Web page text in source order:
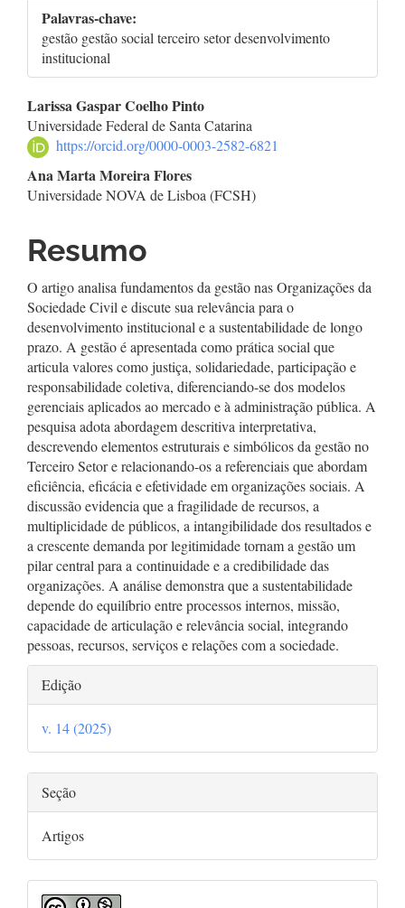
Palavras-chave:
gestão gestão social terceiro setor desenvolvimento
institucional
Conteúdo
do
artigo
principal
Larissa Gaspar Coelho Pinto
Universidade Federal de Santa Catarina
https://orcid.org/0000-0003-2582-6821
Ana Marta Moreira Flores
Universidade NOVA de Lisboa (FCSH)
Resumo
O artigo analisa fundamentos da gestão nas Organizações da
Sociedade Civil e discute sua relevância para o
desenvolvimento institucional e a sustentabilidade de longo
prazo. A gestão é apresentada como prática social que
articula valores como justiça, solidariedade, participação e
responsabilidade coletiva, diferenciando-se dos modelos
gerenciais aplicados ao mercado e à administração pública. A
pesquisa adota abordagem descritiva interpretativa,
descrevendo elementos estruturais e simbólicos da gestão no
Terceiro Setor e relacionando-os a referenciais que abordam
eficiência, eficácia e efetividade em organizações sociais. A
discussão evidencia que a fragilidade de recursos, a
multiplicidade de públicos, a intangibilidade dos resultados e
a crescente demanda por legitimidade tornam a gestão um
pilar central para a continuidade e a credibilidade das
organizações. A análise demonstra que a sustentabilidade
depende do equilíbrio entre processos internos, missão,
capacidade de articulação e relevância social, integrando
pessoas, recursos, serviços e relações com a sociedade.
Detalhes
do
artigo
Edição
v. 14 (2025)
Seção
Artigos